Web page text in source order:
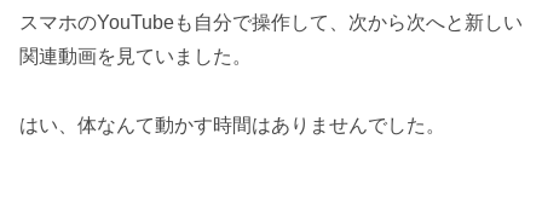
スマホのYouTubeも自分で操作して、次から次へと新しい
関連動画を見ていました。
はい、体なんて動かす時間はありませんでした。